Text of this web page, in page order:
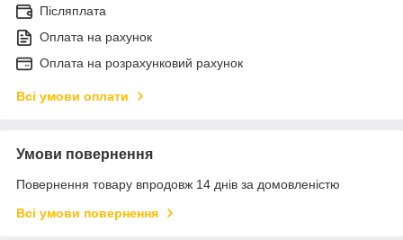
Післяплата
Оплата на рахунок
Оплата на розрахунковий рахунок
Всі умови оплати
Умови повернення
Повернення товару впродовж 14 днів за домовленістю
Всі умови повернення